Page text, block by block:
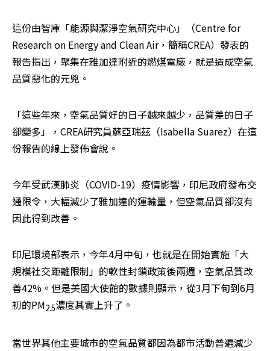
這份由智庫「能源與潔淨空氣研究中心」（Centre for
Research on Energy and Clean Air，簡稱CREA）發表的
報告指出，聚集在雅加達附近的燃煤電廠，就是造成空氣
品質惡化的元兇。
「這些年來，空氣品質好的日子越來越少，品質差的日子
卻變多」，CREA研究員蘇亞瑞茲（Isabella Suarez）在這
份報告的線上發佈會說。
今年受武漢肺炎（COVID-19）疫情影響，印尼政府發布交
通限令，大幅減少了雅加達的運輸量，但空氣品質卻沒有
因此得到改善。
印尼環境部表示，今年4月中旬，也就是在開始實施「大
規模社交距離限制」的軟性封鎖政策後兩週，空氣品質改
善42%。但是美國大使館的數據則顯示，從3月下旬到6月
初的PM2.5濃度其實上升了。
當世界其他主要城市的空氣品質都因為都市活動普遍減少